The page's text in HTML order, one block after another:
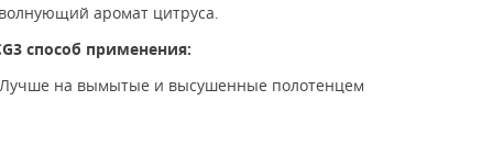
аромат цитруса.
способ применения:
Лучше на вымытые и высушенные полотенцем